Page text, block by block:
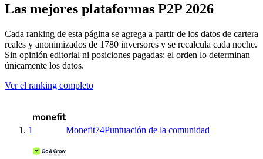
Las mejores plataformas P2P 2026
Cada ranking de esta página se agrega a partir de los datos de cartera
reales y anonimizados de 1780 inversores y se recalcula cada noche.
Sin opinión editorial ni posiciones pagadas: el orden lo determinan
únicamente los datos.
Ver el ranking completo
1 Monefit74Puntuación de la comunidad